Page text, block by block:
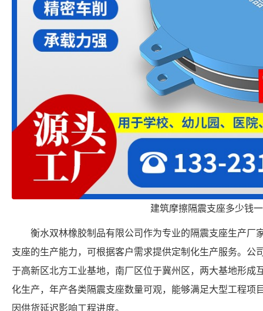
建筑摩擦隔震支座多少钱
衡水双林橡胶制品有限公司作为专业的隔震支座生产厂
支座的生产能力，可根据客户需求提供定制化生产服务。公
于高新区北方工业基地，南厂区位于冀州区，两大基地形成
化生产，年产各类隔震支座数量可观，能够满足大型工程项
因供货延迟影响工程进度。